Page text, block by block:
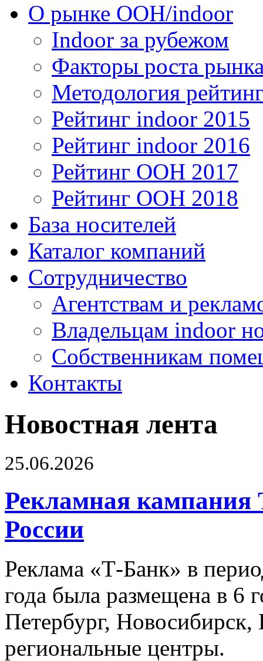
О рынке OOH/indoor
Indoor за рубежом
Факторы роста
Методология
Рейтинг indoor 2015
Рейтинг indoor 2016
Рейтинг OOH 2017
Рейтинг OOH 2018
База носителей
Каталог компаний
Сотрудничество
Агентствам и
Владельцам indoor
Собственникам
Контакты
Новостная лента
25.06.2026
Рекламная кампания
России
Реклама «Т-Банк» в
года была размещена в 6
Петербург,
региональные центры.